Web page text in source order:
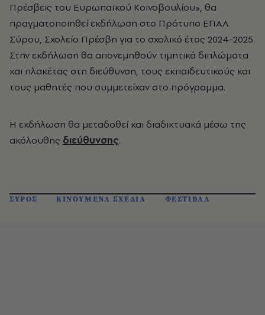
Πρέσβεις του Ευρωπαϊκού Κοινοβουλίου», θα
πραγματοποιηθεί εκδήλωση στο Πρότυπο ΕΠΑΛ
Σύρου, Σχολείο Πρέσβη για το σχολικό έτος 2024-2025.
Στην εκδήλωση θα απονεμηθούν τιμητικά διπλώματα
και πλακέτας στη διεύθυνση, τους εκπαιδευτικούς και
τους μαθητές που συμμετείχαν στο πρόγραμμα.
Η εκδήλωση θα μεταδοθεί και διαδικτυακά μέσω της
ακόλουθης διεύθυνσης.
ΣΥΡΟΣ ΚΙΝΟΥΜΕΝΑ ΣΧΕΔΙΑ ΦΕΣΤΙΒΑΛ